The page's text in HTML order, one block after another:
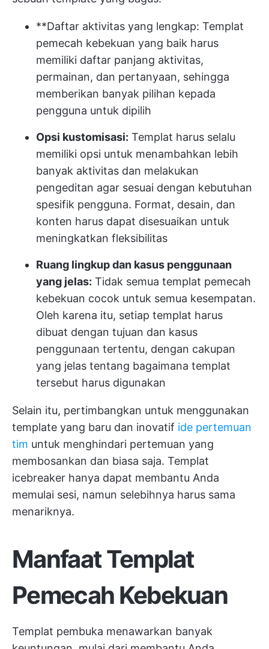
**Daftar aktivitas yang lengkap: Templat
pemecah kebekuan yang baik harus
memiliki daftar panjang aktivitas,
permainan, dan pertanyaan, sehingga
memberikan banyak pilihan kepada
pengguna untuk dipilih
Opsi kustomisasi: Templat harus selalu
memiliki opsi untuk menambahkan lebih
banyak aktivitas dan melakukan
pengeditan agar sesuai dengan kebutuhan
spesifik pengguna. Format, desain, dan
konten harus dapat disesuaikan untuk
meningkatkan fleksibilitas
Ruang lingkup dan kasus penggunaan
yang jelas: Tidak semua templat pemecah
kebekuan cocok untuk semua kesempatan.
Oleh karena itu, setiap templat harus
dibuat dengan tujuan dan kasus
penggunaan tertentu, dengan cakupan
yang jelas tentang bagaimana templat
tersebut harus digunakan
Selain itu, pertimbangkan untuk menggunakan
template yang baru dan inovatif ide pertemuan
tim untuk menghindari pertemuan yang
membosankan dan biasa saja. Templat
icebreaker hanya dapat membantu Anda
memulai sesi, namun selebihnya harus sama
menariknya.
Manfaat Templat
Pemecah Kebekuan
Templat pembuka menawarkan banyak